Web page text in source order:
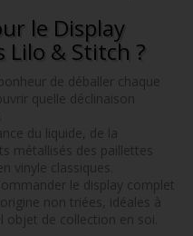
le Display
Lilo & Stitch ?
de déballer chaque
quelle déclinaison
du liquide, de la
métallisés des paillettes
vinyle classiques.
le display complet
non triées, idéales à
de collection en soi.